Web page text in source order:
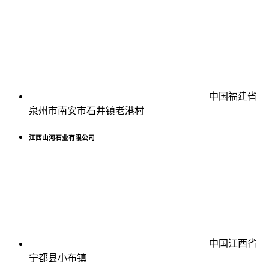
中国福建省
泉州市南安市石井镇老港村
江西山河石业有限公司
中国江西省
宁都县小布镇